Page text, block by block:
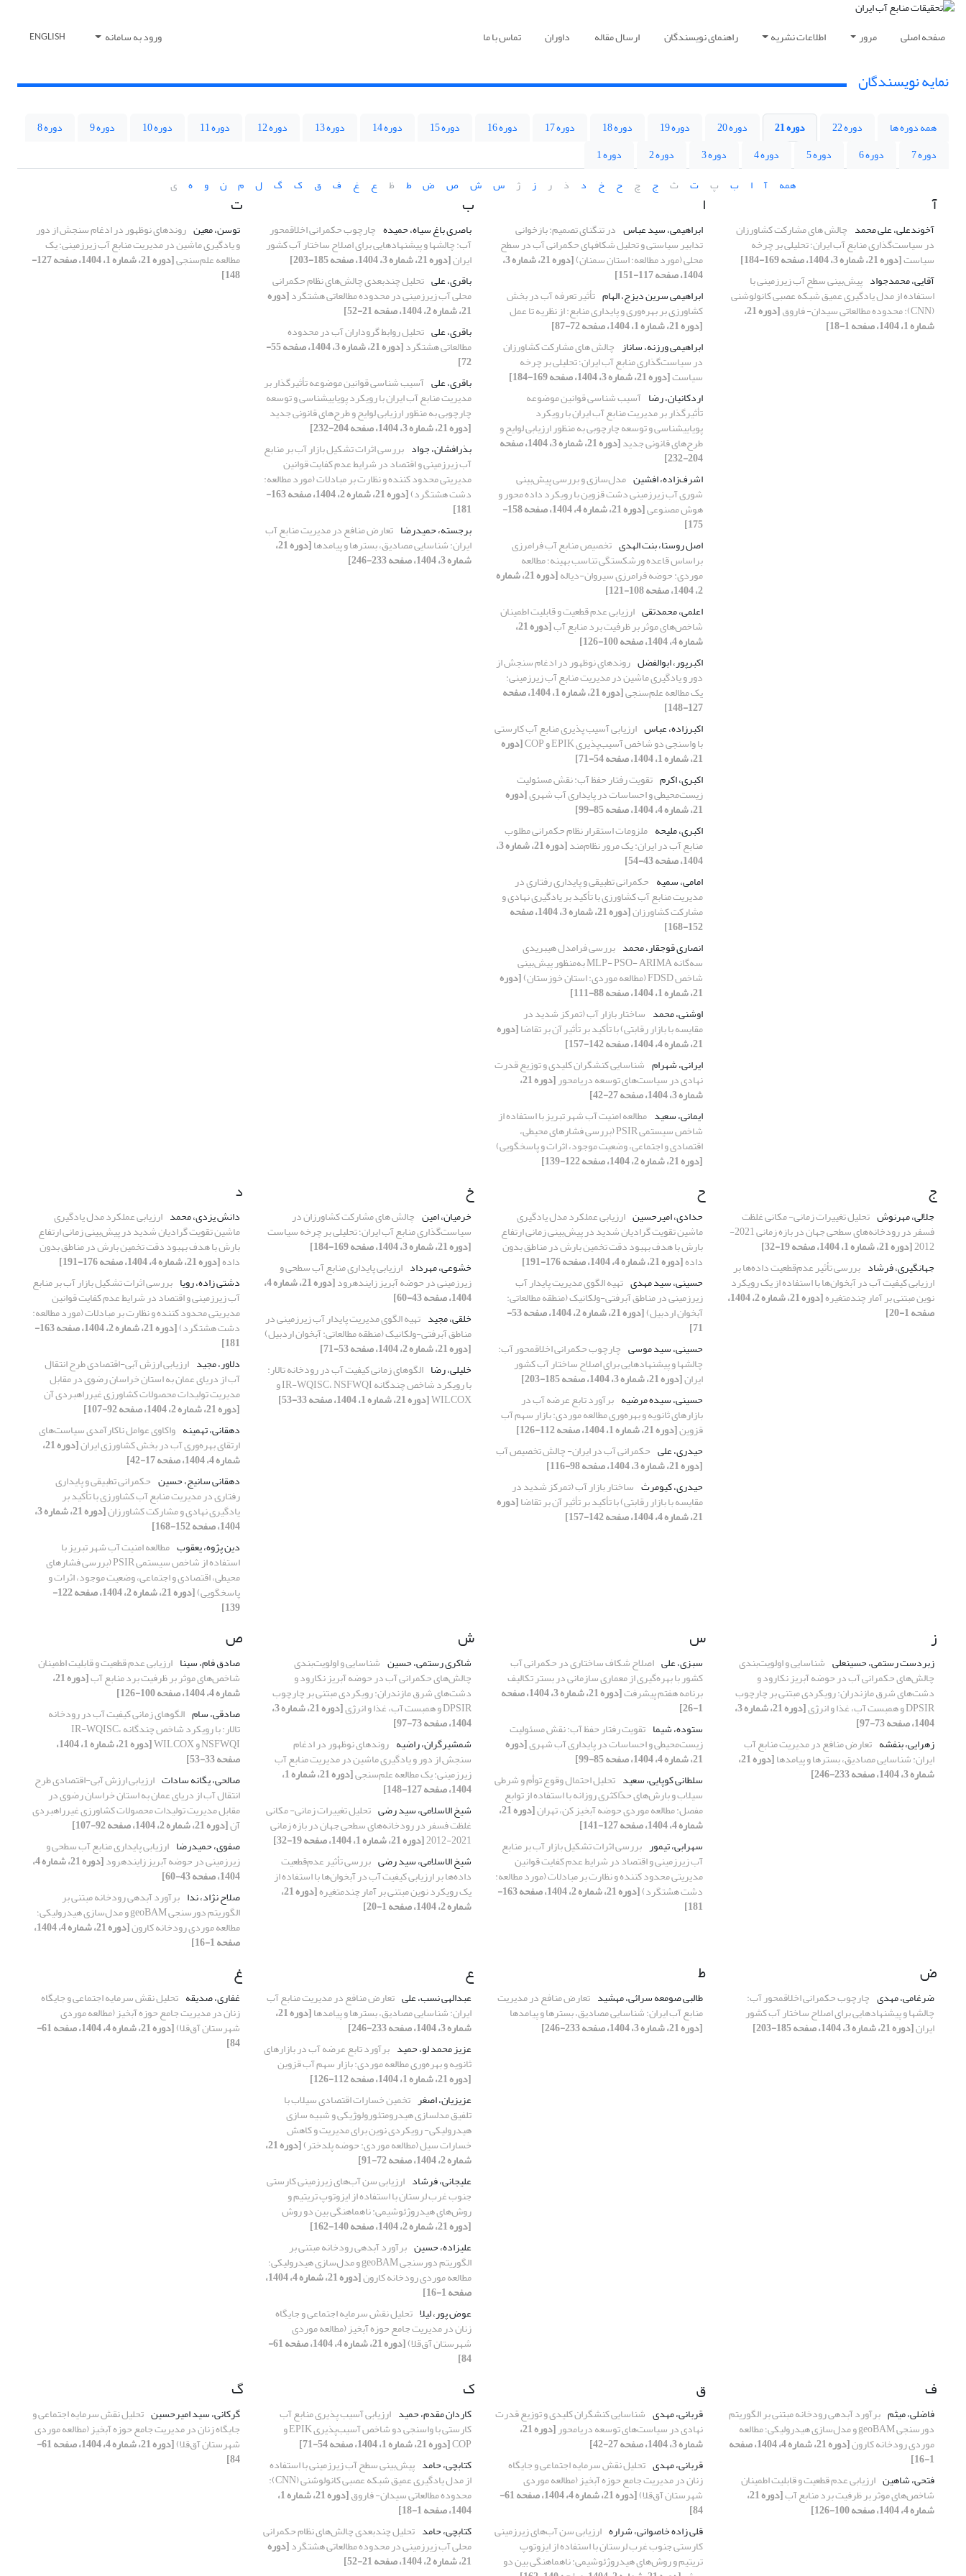
صفحه اصلی مرور اطلاعات نشریه راهنمای نویسندگان ارسال مقاله داوران تماس با ما ورود به سامانه ENGLISH
نمایه نویسندگان
همه دوره ها دوره 22 دوره 21 دوره 20 دوره 19 دوره 18 دوره 17 دوره 16 دوره 15 دوره 14 دوره 13 دوره 12 دوره 11 دوره 10 دوره 9
دوره 8
دوره 7
دوره 6 دوره 5 دوره 4 دوره 3 دوره 2
دوره 1
همه
آ ا ب پ ت ث ج چ ح خ د ذ ر ز ژ س ش ص ض ط ظ ع غ ف ق ک گ ل م ن و ه ی
آ
آخوندعلی، علی محمد چالش های مشارکت کشاورزان
در سیاست‌گذاری منابع آب ایران؛ تحلیلی بر چرخه
سیاست[دوره 21، شماره 3، 1404، صفحه 169-184]
آقایی، محمدجواد پیش‌بینی سطح آب زیرزمینی با
استفاده از مدل یادگیری عمیق شبکه عصبی کانولوشنی
(CNN): محدوده مطالعاتی سیدان- فاروق [دوره 21،
شماره 1، 1404، صفحه 1-18]
ا
ابراهیمی، سید عباس در تنگنای تصمیم: بازخوانی
تدابیر سیاستی و تحلیل شکاف­های حکمرانی آب در سطح
محلی (مورد مطالعه: استان سمنان) [دوره 21، شماره 3،
1404، صفحه 117-151]
ابراهیمی سرین دیزج، الهام تأثیر تعرفه آب در بخش
کشاورزی بر بهره‌وری و پایداری منابع: از نظریه تا عمل
[دوره 21، شماره 1، 1404، صفحه 72-87]
ابراهیمی ورزنه، ساناز چالش های مشارکت کشاورزان
در سیاست‌گذاری منابع آب ایران؛ تحلیلی بر چرخه
سیاست[دوره 21، شماره 3، 1404، صفحه 169-184]
اردکانیان، رضا آسیب شناسی قوانین موضوعه
تأثیرگذار بر مدیریت منابع آب ایران با رویکرد
پویایی‎شناسی و توسعه چارچوبی به منظور ارزیابی لوایح و
طرح‌های قانونی جدید [دوره 21، شماره 3، 1404، صفحه
204-232]
اشرف‌زاده، افشین مدل‌سازی و بررسی پیش‌بینی
شوری آب زیرزمینی دشت قزوین با رویکرد داده ‌محور و
هوش مصنوعی [دوره 21، شماره 4، 1404، صفحه 158-
175]
اصل روستا، بنت الهدی تخصیص منابع آب فرامرزی
براساس قاعده ورشکستگی تناسب بهینه؛ مطالعه
موردی: حوضه فرامرزی سیروان-دیاله [دوره 21، شماره
2، 1404، صفحه 108-121]
اعلمی، محمدتقی ارزیابی عدم قطعیت و قابلیت اطمینان
شاخص‌های موثر بر ظرفیت برد منابع آب [دوره 21،
شماره 4، 1404، صفحه 100-126]
اکبرپور، ابوالفضل روندهای نوظهور در ادغام سنجش از
دور و یادگیری ماشین در مدیریت منابع آب زیرزمینی:
یک مطالعه علم‌سنجی [دوره 21، شماره 1، 1404، صفحه
127-148]
اکبرزاده، عباس ارزیابی آسیب پذیری منابع آب کارستی
با واسنجی دو شاخص آسیب‌پذیری EPIK و COP [دوره
21، شماره 1، 1404، صفحه 54-71]
اکبری، اکرم تقویت رفتار حفظ آب: نقش مسئولیت
زیست‌محیطی و احساسات در پایداری آب شهری[دوره
21، شماره 4، 1404، صفحه 85-99]
اکبری، ملیحه ملزومات استقرار نظام حکمرانی مطلوب
منابع آب در ایران: یک مرور نظام‌مند [دوره 21، شماره 3،
1404، صفحه 43-54]
امامی، سمیه حکمرانی تطبیقی و پایداری رفتاری در
مدیریت منابع آب کشاورزی با تأکید بر یادگیری نهادی و
مشارکت کشاورزان [دوره 21، شماره 3، 1404، صفحه
152-168]
انصاری قوجقار، محمد بررسی فرامدل هیبریدی
سه‌گانه MLP- PSO- ARIMA به‌منظور پیش‌بینی
شاخص FDSD (مطالعه موردی: استان خوزستان) [دوره
21، شماره 1، 1404، صفحه 88-111]
اوشنی، محمد ساختار بازار آب (تمرکز شدید در
مقایسه با بازار رقابتی) با تأکید بر تأثیر آن بر تقاضا[دوره
21، شماره 4، 1404، صفحه 142-157]
ایرانی، شهرام شناسایی کنشگران کلیدی و توزیع قدرت
نهادی در سیاست‌های توسعه دریامحور [دوره 21،
شماره 3، 1404، صفحه 27-42]
ایمانی، سعید مطالعه امنیت آب شهر تبریز با استفاده از
شاخص سیستمی PSIR (بررسی فشارهای محیطی،
اقتصادی و اجتماعی، وضعیت موجود، اثرات و پاسخگویی)
[دوره 21، شماره 2، 1404، صفحه 122-139]
ب
باصری باغ سیاه، حمیده چارچوب حکمرانی اخلاق­محور
آب: چالش­ها و پیشنهادهایی برای اصلاح ساختار آب کشور
ایران[دوره 21، شماره 3، 1404، صفحه 185-203]
باقری، علی تحلیل چندبعدی چالش‌های نظام حکمرانی
محلی آب زیرزمینی در محدوده مطالعاتی هشتگرد[دوره
21، شماره 2، 1404، صفحه 21-52]
باقری، علی تحلیل روابط گروداران آب در محدوده
مطالعاتی هشتگرد [دوره 21، شماره 3، 1404، صفحه 55-
72]
باقری، علی آسیب شناسی قوانین موضوعه تأثیرگذار بر
مدیریت منابع آب ایران با رویکرد پویایی‎شناسی و توسعه
چارچوبی به منظور ارزیابی لوایح و طرح‌های قانونی جدید
[دوره 21، شماره 3، 1404، صفحه 204-232]
بذرافشان، جواد بررسی اثرات تشکیل بازار آب بر منابع
آب زیرزمینی و اقتصاد در شرایط عدم کفایت قوانین
مدیریتی محدود کننده و نظارت بر مبادلات (مورد مطالعه:
دشت هشتگرد) [دوره 21، شماره 2، 1404، صفحه 163-
181]
برجسته، حمیدرضا تعارض منافع در مدیریت منابع آب
ایران: شناسایی مصادیق، بسترها و پیامدها [دوره 21،
شماره 3، 1404، صفحه 233-246]
ت
توسن، معین روندهای نوظهور در ادغام سنجش از دور
و یادگیری ماشین در مدیریت منابع آب زیرزمینی: یک
مطالعه علم‌سنجی [دوره 21، شماره 1، 1404، صفحه 127-
148]
ج
جلالی، مهرنوش تحلیل تغییرات زمانی- مکانی غلظت
فسفر در رودخانه‌های سطحی جهان در بازه زمانی 2021-
2012[دوره 21، شماره 1، 1404، صفحه 19-32]
جهانگیری، فرشاد بررسی تأثیر عدم‌قطعیت داده‌ها بر
ارزیابی کیفیت آب در آبخوان‌ها با استفاده از یک رویکرد
نوین مبتنی بر آمار چندمتغیره [دوره 21، شماره 2، 1404،
صفحه 1-20]
ح
حدادی، امیرحسین ارزیابی عملکرد مدل یادگیری
ماشین تقویت گرادیان شدید در پیش‌بینی زمانی ارتفاع
بارش با هدف بهبود دقت تخمین بارش در مناطق بدون
داده[دوره 21، شماره 4، 1404، صفحه 176-191]
حسینی، سید مهدی تهیه الگوی مدیریت پایدار آب
زیرزمینی در مناطق آبرفتی-ولکانیک (منطقه مطالعاتی:
آبخوان اردبیل) [دوره 21، شماره 2، 1404، صفحه 53-
71]
حسینی، سید موسی چارچوب حکمرانی اخلاق­محور آب:
چالش­ها و پیشنهادهایی برای اصلاح ساختار آب کشور
ایران[دوره 21، شماره 3، 1404، صفحه 185-203]
حسینی، سیده مرضیه برآورد تابع عرضه آب در
بازارهای ثانویه و بهره‌وری مطالعه موردی: بازار سهم آب
قزوین[دوره 21، شماره 1، 1404، صفحه 112-126]
حیدری، علی حکمرانی آب در ایران- چالش تخصیص آب
[دوره 21، شماره 3، 1404، صفحه 98-116]
حیدری، کیومرث ساختار بازار آب (تمرکز شدید در
مقایسه با بازار رقابتی) با تأکید بر تأثیر آن بر تقاضا[دوره
21، شماره 4، 1404، صفحه 142-157]
خ
خرمیان، امین چالش های مشارکت کشاورزان در
سیاست‌گذاری منابع آب ایران؛ تحلیلی بر چرخه سیاست
[دوره 21، شماره 3، 1404، صفحه 169-184]
خشوعی، مهرداد ارزیابی پایداری منابع آب سطحی و
زیرزمینی در حوضه آبریز زایندهرود [دوره 21، شماره 4،
1404، صفحه 43-60]
خلقی، مجید تهیه الگوی مدیریت پایدار آب زیرزمینی در
مناطق آبرفتی-ولکانیک (منطقه مطالعاتی: آبخوان اردبیل)
[دوره 21، شماره 2، 1404، صفحه 53-71]
خلیلی، رضا الگوهای زمانی کیفیت آب در رودخانه تالار:
با رویکرد شاخص چندگانه IR-WQISC، NSFWQI و
WILCOX[دوره 21، شماره 1، 1404، صفحه 33-53]
د
دانش یزدی، محمد ارزیابی عملکرد مدل یادگیری
ماشین تقویت گرادیان شدید در پیش‌بینی زمانی ارتفاع
بارش با هدف بهبود دقت تخمین بارش در مناطق بدون
داده[دوره 21، شماره 4، 1404، صفحه 176-191]
دشتی زاده، رویا بررسی اثرات تشکیل بازار آب بر منابع
آب زیرزمینی و اقتصاد در شرایط عدم کفایت قوانین
مدیریتی محدود کننده و نظارت بر مبادلات (مورد مطالعه:
دشت هشتگرد) [دوره 21، شماره 2، 1404، صفحه 163-
181]
دلاور، مجید ارزیابی ارزش آبی-اقتصادی طرح انتقال
آب از دریای عمان به استان خراسان رضوی در مقابل
مدیریت تولیدات محصولات کشاورزی غیرراهبردی آن
[دوره 21، شماره 2، 1404، صفحه 92-107]
دهقانی، تهمینه واکاوی عوامل ناکارآمدی سیاست‌های
ارتقای بهره‌وری آب در بخش کشاورزی ایران [دوره 21،
شماره 4، 1404، صفحه 17-42]
دهقانی سانیج، حسین حکمرانی تطبیقی و پایداری
رفتاری در مدیریت منابع آب کشاورزی با تأکید بر
یادگیری نهادی و مشارکت کشاورزان [دوره 21، شماره 3،
1404، صفحه 152-168]
دین پژوه، یعقوب مطالعه امنیت آب شهر تبریز با
استفاده از شاخص سیستمی PSIR (بررسی فشارهای
محیطی، اقتصادی و اجتماعی، وضعیت موجود، اثرات و
پاسخگویی) [دوره 21، شماره 2، 1404، صفحه 122-
139]
ز
زبردست رستمی، حسینعلی شناسایی و اولویت‌بندی
چالش‌های حکمرانی آب در حوضه آبریز نکارود و
دشت‌های شرق مازندران: رویکردی مبتنی بر چارچوب
DPSIR و همبست آب، غذا و انرژی [دوره 21، شماره 3،
1404، صفحه 73-97]
زهرایی، بنفشه تعارض منافع در مدیریت منابع آب
ایران: شناسایی مصادیق، بسترها و پیامدها [دوره 21،
شماره 3، 1404، صفحه 233-246]
س
سبزی، علی اصلاح شکاف ساختاری در حکمرانی آب
کشور با بهره‌گیری از معماری سازمانی در بستر تکالیف
برنامه هفتم پیشرفت [دوره 21، شماره 3، 1404، صفحه
1-26]
ستوده، شیما تقویت رفتار حفظ آب: نقش مسئولیت
زیست‌محیطی و احساسات در پایداری آب شهری[دوره
21، شماره 4، 1404، صفحه 85-99]
سلطانی کوپایی، سعید تحلیل احتمال وقوع توأم و شرطی
سیلاب و بارش‌های حدّاکثری روزانه با استفاده از توابع
مفصل: مطالعه موردی حوضه‌ آبخیز کن، تهران [دوره 21،
شماره 4، 1404، صفحه 127-141]
سهرابی، تیمور بررسی اثرات تشکیل بازار آب بر منابع
آب زیرزمینی و اقتصاد در شرایط عدم کفایت قوانین
مدیریتی محدود کننده و نظارت بر مبادلات (مورد مطالعه:
دشت هشتگرد) [دوره 21، شماره 2، 1404، صفحه 163-
181]
ش
شاکری رستمی، حسین شناسایی و اولویت‌بندی
چالش‌های حکمرانی آب در حوضه آبریز نکارود و
دشت‌های شرق مازندران: رویکردی مبتنی بر چارچوب
DPSIR و همبست آب، غذا و انرژی [دوره 21، شماره 3،
1404، صفحه 73-97]
شمشیرگران، راضیه روندهای نوظهور در ادغام
سنجش از دور و یادگیری ماشین در مدیریت منابع آب
زیرزمینی: یک مطالعه علم‌سنجی [دوره 21، شماره 1،
1404، صفحه 127-148]
شیخ الاسلامی، سید رضی تحلیل تغییرات زمانی- مکانی
غلظت فسفر در رودخانه‌های سطحی جهان در بازه زمانی
2021-2012
[دوره 21، شماره 1، 1404، صفحه 19-32]
شیخ الاسلامی، سید رضی بررسی تأثیر عدم‌قطعیت
داده‌ها بر ارزیابی کیفیت آب در آبخوان‌ها با استفاده از
یک رویکرد نوین مبتنی بر آمار چندمتغیره [دوره 21،
شماره 2، 1404، صفحه 1-20]
ص
صادق فام، سینا ارزیابی عدم قطعیت و قابلیت اطمینان
شاخص‌های موثر بر ظرفیت برد منابع آب [دوره 21،
شماره 4، 1404، صفحه 100-126]
صادقی، سام الگوهای زمانی کیفیت آب در رودخانه
تالار: با رویکرد شاخص چندگانه IR-WQISC،
NSFWQI و WILCOX [دوره 21، شماره 1، 1404،
صفحه 33-53]
صالحی، یگانه سادات ارزیابی ارزش آبی-اقتصادی طرح
انتقال آب از دریای عمان به استان خراسان رضوی در
مقابل مدیریت تولیدات محصولات کشاورزی غیرراهبردی
آن[دوره 21، شماره 2، 1404، صفحه 92-107]
صفوی، حمیدرضا ارزیابی پایداری منابع آب سطحی و
زیرزمینی در حوضه آبریز زایندهرود [دوره 21، شماره 4،
1404، صفحه 43-60]
صلاح نژاد، ندا برآورد آبدهی رودخانه مبتنی بر
الگوریتم دورسنجی geoBAM و مدل‌سازی هیدرولیکی؛
مطالعه موردی رودخانه کارون [دوره 21، شماره 4، 1404،
صفحه 1-16]
ض
ضرغامی، مهدی چارچوب حکمرانی اخلاق­محور آب:
چالش­ها و پیشنهادهایی برای اصلاح ساختار آب کشور
ایران[دوره 21، شماره 3، 1404، صفحه 185-203]
ط
طالبی صومعه سرائی، مهشید تعارض منافع در مدیریت
منابع آب ایران: شناسایی مصادیق، بسترها و پیامدها
[دوره 21، شماره 3، 1404، صفحه 233-246]
ع
عبدالهی نسب، علی تعارض منافع در مدیریت منابع آب
ایران: شناسایی مصادیق، بسترها و پیامدها [دوره 21،
شماره 3، 1404، صفحه 233-246]
عزیز محمد لو، حمید برآورد تابع عرضه آب در بازارهای
ثانویه و بهره‌وری مطالعه موردی: بازار سهم آب قزوین
[دوره 21، شماره 1، 1404، صفحه 112-126]
عزیزیان، اصغر تخمین خسارات اقتصادی سیلاب با
تلفیق مدل‎سازی هیدرومتئورولوژیکی و شبیه سازی
هیدرولیکی- رویکردی نوین برای مدیریت و کاهش
خسارات سیل (مطالعه موردی: حوضه پلدختر) [دوره 21،
شماره 2، 1404، صفحه 72-91]
علیجانی، فرشاد ارزیابی سن آب‌های زیرزمینی کارستی
جنوب غرب لرستان با استفاده از ایزوتوپ تریتیم و
روش‌های هیدروژئوشیمی: ناهماهنگی بین دو روش
[دوره 21، شماره 2، 1404، صفحه 140-162]
علیزاده، حسین برآورد آبدهی رودخانه مبتنی بر
الگوریتم دورسنجی geoBAM و مدل‌سازی هیدرولیکی؛
مطالعه موردی رودخانه کارون [دوره 21، شماره 4، 1404،
صفحه 1-16]
عوض پور، لیلا تحلیل نقش سرمایه اجتماعی و جایگاه
زنان در مدیریت جامع حوزه آبخیز (مطالعه موردی
شهرستان آق‌قلا) [دوره 21، شماره 4، 1404، صفحه 61-
84]
غ
غفاری، صدیقه تحلیل نقش سرمایه اجتماعی و جایگاه
زنان در مدیریت جامع حوزه آبخیز (مطالعه موردی
شهرستان آق‌قلا) [دوره 21، شماره 4، 1404، صفحه 61-
84]
ف
فاضلی، میثم برآورد آبدهی رودخانه مبتنی بر الگوریتم
دورسنجی geoBAM و مدل‌سازی هیدرولیکی؛ مطالعه
موردی رودخانه کارون [دوره 21، شماره 4، 1404، صفحه
1-16]
فتحی، شاهین ارزیابی عدم قطعیت و قابلیت اطمینان
شاخص‌های موثر بر ظرفیت برد منابع آب [دوره 21،
شماره 4، 1404، صفحه 100-126]
ق
قربانی، مهدی شناسایی کنشگران کلیدی و توزیع قدرت
نهادی در سیاست‌های توسعه دریامحور [دوره 21،
شماره 3، 1404، صفحه 27-42]
قربانی، مهدی تحلیل نقش سرمایه اجتماعی و جایگاه
زنان در مدیریت جامع حوزه آبخیز (مطالعه موردی
شهرستان آق‌قلا) [دوره 21، شماره 4، 1404، صفحه 61-
84]
قلی زاده خاصوانی، شراره ارزیابی سن آب‌های زیرزمینی
کارستی جنوب غرب لرستان با استفاده از ایزوتوپ
تریتیم و روش‌های هیدروژئوشیمی: ناهماهنگی بین دو
ک
کاردان مقدم، حمید ارزیابی آسیب پذیری منابع آب
کارستی با واسنجی دو شاخص آسیب‌پذیری EPIK و
COP[دوره 21، شماره 1، 1404، صفحه 54-71]
کتابچی، حامد پیش‌بینی سطح آب زیرزمینی با استفاده
از مدل یادگیری عمیق شبکه عصبی کانولوشنی (CNN):
محدوده مطالعاتی سیدان- فاروق [دوره 21، شماره 1،
1404، صفحه 1-18]
کتابچی، حامد تحلیل چندبعدی چالش‌های نظام حکمرانی
محلی آب زیرزمینی در محدوده مطالعاتی هشتگرد[دوره
21، شماره 2، 1404، صفحه 21-52]
گ
گرکانی، سید امیرحسین تحلیل نقش سرمایه اجتماعی و
جایگاه زنان در مدیریت جامع حوزه آبخیز (مطالعه موردی
شهرستان آق‌قلا) [دوره 21، شماره 4، 1404، صفحه 61-
84]